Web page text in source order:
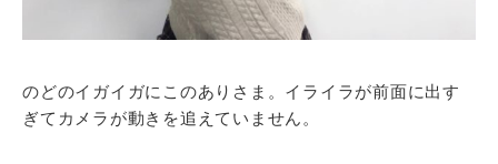
のどのイガイガにこのありさま。イライラが前面に出す
ぎてカメラが動きを追えていません。